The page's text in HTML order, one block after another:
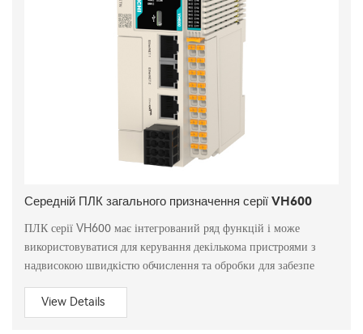
Середній ПЛК загального призначення серії VH600
ПЛК серії VH600 має інтегрований ряд функцій і може
використовуватися для керування декількома пристроями з
надвисокою швидкістю обчислення та обробки для забезпе
View Details